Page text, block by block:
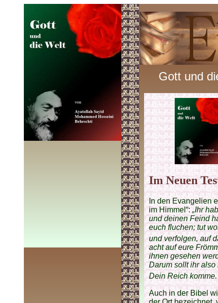
Gott und
Im Neuen
In den Evangelien
im Himmel“:„Ihr
und deinen Feind
euch fluchen; tut
und verfolgen, auf
acht auf eure
ihnen gesehen
Darum sollt ihr
Dein Reich
Auch in der Bibel